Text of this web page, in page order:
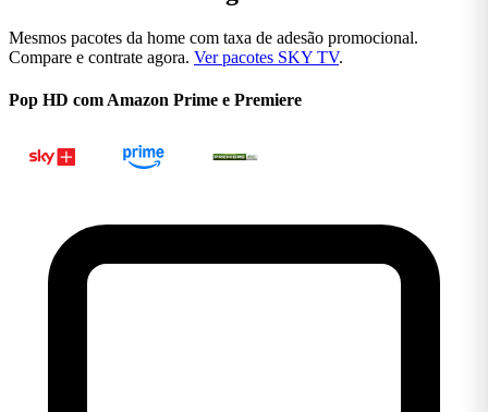
Ligar 0800 106 1111
Mesmos pacotes da home com taxa de adesão promocional.
Compare e contrate agora. Ver pacotes SKY TV.
Pop HD com Amazon Prime e Premiere